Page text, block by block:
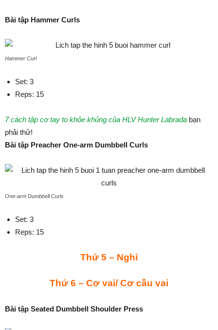
Bài tập Hammer Curls
Hammer Curl
Set: 3
Reps: 15
7 cách tập cơ tay to khỏe khủng của HLV Hunter Labrada bạn
phải thử!
Bài tập Preacher One-arm Dumbbell Curls
One-arm Dumbbell Curls
Set: 3
Reps: 15
Thứ 5 – Nghỉ
Thứ 6 – Cơ vai/ Cơ cầu vai
Bài tập Seated Dumbbell Shoulder Press